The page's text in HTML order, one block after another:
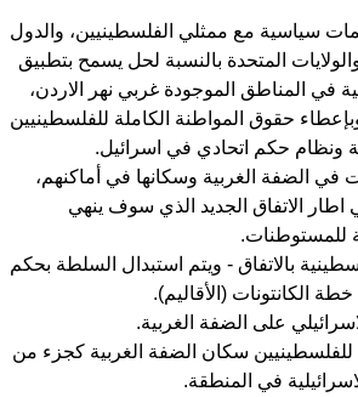
سياسية مع ممثلي الفلسطينيين، والدول
والولايات المتحدة بالنسبة لحل يسمح بتطبيق
في المناطق الموجودة غربي نهر الاردن،
حقوق المواطنة الكاملة للفلسطينيين
ونظام حكم اتحادي في اسرائيل.
في الضفة الغربية وسكانها في أماكنهم،
اطار الاتفاق الجديد الذي سوف ينهي
للمستوطنات.
بالاتفاق - ويتم استبدال السلطة بحكم
الكانتونات (الأقاليم).
على الضفة الغربية.
للفلسطينيين سكان الضفة الغربية كجزء من
في المنطقة.